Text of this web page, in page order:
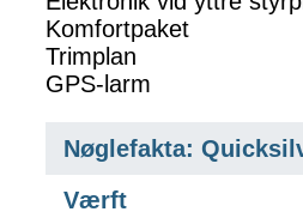
Komfortpaket
Trimplan
GPS-larm
Nøglefakta:
Værft